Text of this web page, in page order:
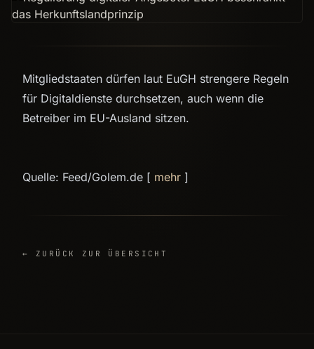
Mitgliedstaaten dürfen laut EuGH strengere Regeln
für Digitaldienste durchsetzen, auch wenn die
Betreiber im EU-Ausland sitzen.
Quelle: Feed/Golem.de [ mehr ]
← ZURÜCK ZUR ÜBERSICHT